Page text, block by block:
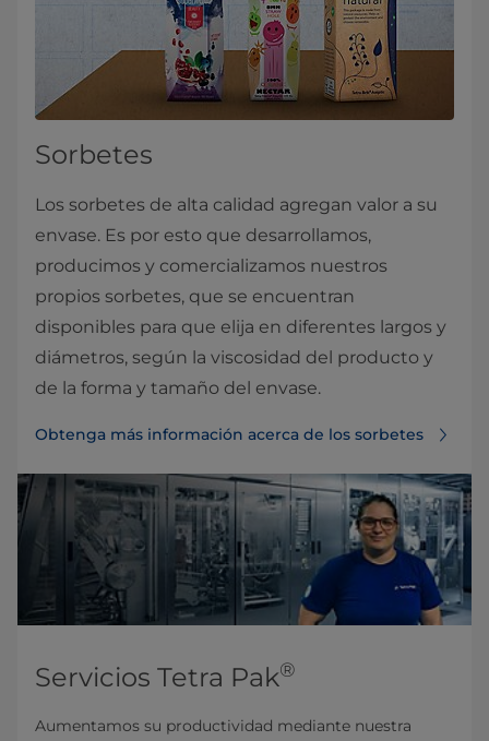
Sorbetes
Los sorbetes de alta calidad agregan valor a su
envase. Es por esto que desarrollamos,
producimos y comercializamos nuestros
propios sorbetes, que se encuentran
disponibles para que elija en diferentes largos y
diámetros, según la viscosidad del producto y
de la forma y tamaño del envase.
Obtenga más información acerca de los sorbetes
Servicios Tetra Pak®
Aumentamos su productividad mediante nuestra